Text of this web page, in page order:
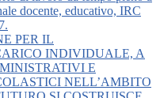
docente, educativo, IRC
PER IL
INDIVIDUALE, A
E
NELL’AMBITO